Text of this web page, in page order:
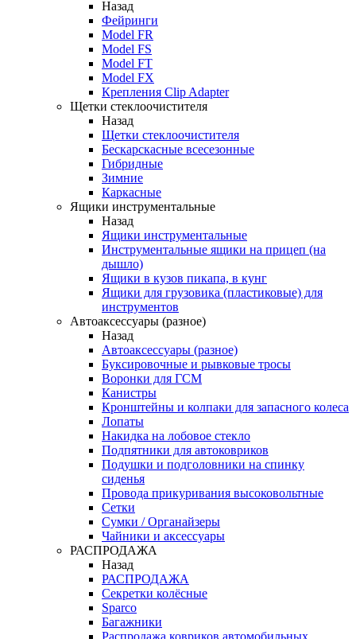
Назад
Фейринги
Model FR
Model FS
Model FT
Model FX
Крепления Clip Adapter
Щетки стеклоочистителя
Назад
Щетки стеклоочистителя
Бескарскасные всесезонные
Гибридные
Зимние
Каркасные
Ящики инструментальные
Назад
Ящики инструментальные
Инструментальные ящики на прицеп (на
дышло)
Ящики в кузов пикапа, в кунг
Ящики для грузовика (пластиковые) для
инструментов
Автоаксессуары (разное)
Назад
Автоаксессуары (разное)
Буксировочные и рывковые тросы
Воронки для ГСМ
Канистры
Кронштейны и колпаки для запасного колеса
Лопаты
Накидка на лобовое стекло
Подпятники для автоковриков
Подушки и подголовники на спинку
сиденья
Провода прикуривания высоковольтные
Сетки
Сумки / Органайзеры
Чайники и аксессуары
РАСПРОДАЖА
Назад
РАСПРОДАЖА
Секретки колёсные
Sparco
Багажники
Распродажа ковриков автомобильных